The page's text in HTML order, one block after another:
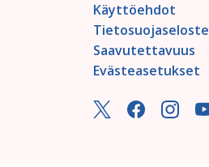
Käyttöehdot
Tietosuojaseloste
Saavutettavuus
Evästeasetukset